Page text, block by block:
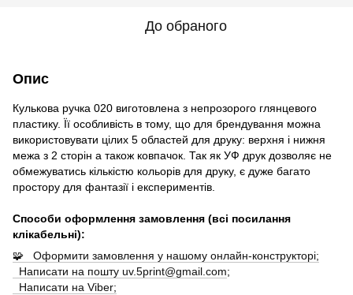
До обраного
Опис
Кулькова ручка 020 виготовлена з непрозорого глянцевого
пластику. Її особливість в тому, що для брендування можна
використовувати цілих 5 областей для друку: верхня і нижня
межа з 2 сторін а також ковпачок. Так як УФ друк дозволяє не
обмежуватись кількістю кольорів для друку, є дуже багато
простору для фантазії і експериментів.
Способи оформлення замовлення (всі посилання
клікабельні):
🧩 Оформити замовлення у нашому онлайн-конструкторі;
Написати на пошту uv.5print@gmail.com;
Написати на Viber;